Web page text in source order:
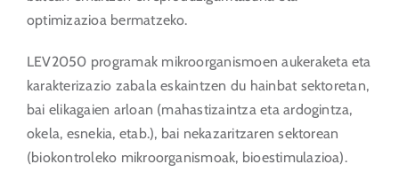
optimizazioa bermatzeko.
LEV2050 programak mikroorganismoen aukeraketa eta
karakterizazio zabala eskaintzen du hainbat sektoretan,
bai elikagaien arloan (mahastizaintza eta ardogintza,
okela, esnekia, etab.), bai nekazaritzaren sektorean
(biokontroleko mikroorganismoak, bioestimulazioa).